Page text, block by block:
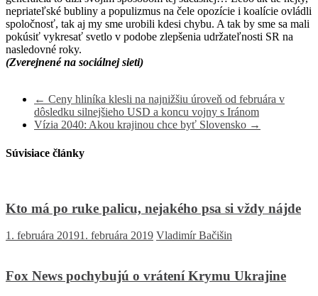
nepriateľské bubliny a populizmus na čele opozície i koalície ovládli
spoločnosť, tak aj my sme urobili kdesi chybu. A tak by sme sa mali
pokúsiť vykresať svetlo v podobe zlepšenia udržateľnosti SR na
nasledovné roky.
(Zverejnené na sociálnej sieti)
← Ceny hliníka klesli na najnižšiu úroveň od februára v
dôsledku silnejšieho USD a koncu vojny s Iránom
Vízia 2040: Akou krajinou chce byť Slovensko →
Súvisiace články
Kto má po ruke palicu, nejakého psa si vždy nájde
1. februára 20191. februára 2019 Vladimír Bačišin
Fox News pochybujú o vrátení Krymu Ukrajine